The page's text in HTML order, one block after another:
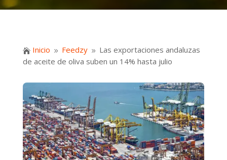
 Inicio 9 Feedzy 9 Las exportaciones andaluzas
de aceite de oliva suben un 14% hasta julio